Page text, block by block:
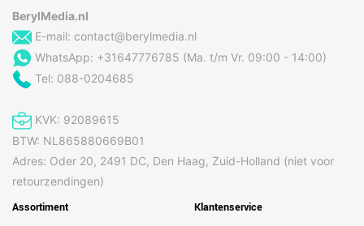
BerylMedia.nl
E-mail: contact@berylmedia.nl
WhatsApp: +31647776785 (Ma. t/m Vr. 09:00 - 14:00)
Tel: 088-0204685
KVK: 92089615
BTW: NL865880669B01
Adres: Oder 20, 2491 DC, Den Haag, Zuid-Holland (niet voor
retourzendingen)
Assortiment Klantenservice